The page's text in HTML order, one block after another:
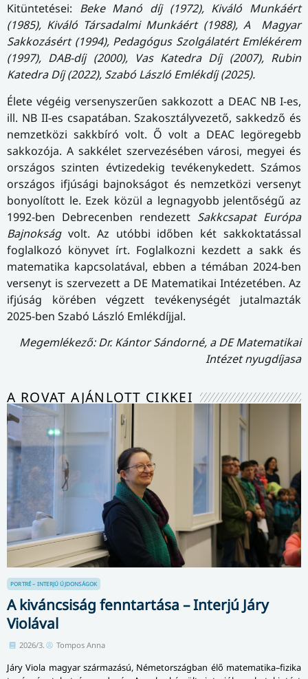
Kitüntetései: Beke Manó díj (1972), Kiváló Munkáért
(1985), Kiváló Társadalmi Munkáért (1988), A Magyar
Sakkozásért (1994), Pedagógus Szolgálatért Emlékérem
(1997), DAB-díj (2000), Vas Katedra Díj (2007), Rubin
Katedra Díj (2022), Szabó László Emlékdíj (2025).
Élete végéig versenyszerűen sakkozott a DEAC NB I-es,
ill. NB II-es csapatában. Szakosztályvezető, sakkedző és
nemzetközi sakkbíró volt. Ő volt a DEAC legöregebb
sakkozója. A sakkélet szervezésében városi, megyei és
országos szinten évtizedekig tevékenykedett. Számos
országos ifjúsági bajnokságot és nemzetközi versenyt
bonyolított le. Ezek közül a legnagyobb jelentőségű az
1992-ben Debrecenben rendezett Sakkcsapat Európa
Bajnokságvolt. Az utóbbi időben két sakkoktatással
foglalkozó könyvet írt. Foglalkozni kezdett a sakk és
matematika kapcsolatával, ebben a témában 2024-ben
versenyt is szervezett a DE Matematikai Intézetében. Az
ifjúság körében végzett tevékenységét jutalmazták
2025-ben Szabó László Emlékdíjjal.
Megemlékező: Dr. Kántor Sándorné, a DE Matematikai
Intézet nyugdíjasa
A ROVAT AJÁNLOTT CIKKEI
PORTRÉ – INTERJÚ ÚJDONSÁGOK
A kiváncsiság fenntartása – Interjú Járy
Violával
2026/3. Tompos Anna
Járy Viola magyar származású, Németországban élő matematika–fizika